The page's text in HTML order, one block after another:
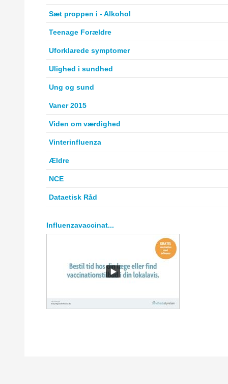
Sæt proppen i - Alkohol
Teenage Forældre
Uforklarede symptomer
Ulighed i sundhed
Ung og sund
Vaner 2015
Viden om værdighed
Vinterinfluenza
Ældre
NCE
Dataetisk Råd
Influenzavaccinat...